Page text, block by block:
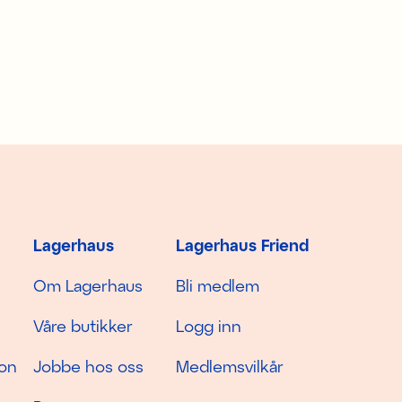
Lagerhaus
Om Lagerhaus
Våre butikker
Jobbe hos oss
Lagerhaus Friend
Bli medlem
Logg inn
Medlemsvilkår